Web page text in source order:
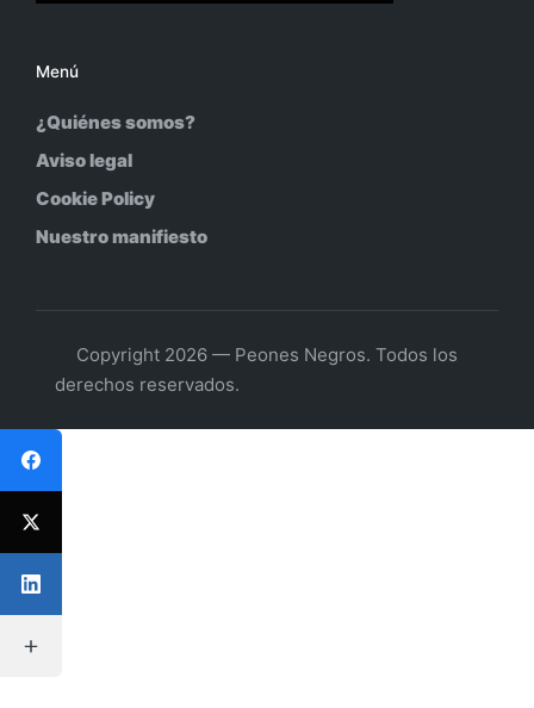
Menú
¿Quiénes somos?
Aviso legal
Cookie Policy
Nuestro manifiesto
Copyright 2026 — Peones Negros. Todos los
derechos reservados.